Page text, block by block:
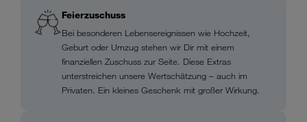
Feierzuschuss
Bei besonderen Lebensereignissen wie Hochzeit,
Geburt oder Umzug stehen wir Dir mit einem
finanziellen Zuschuss zur Seite. Diese Extras
unterstreichen unsere Wertschätzung – auch im
Privaten. Ein kleines Geschenk mit großer Wirkung.